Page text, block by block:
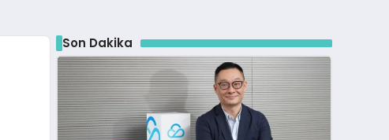
Son Dakika